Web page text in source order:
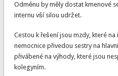
Odměnu by měly dostat kmenové
internu vší silou udržet.
Cestou k řešení jsou mzdy, které
nemocnice přivedou sestry na
přivábené na výhody, které jsou
kolegyním.